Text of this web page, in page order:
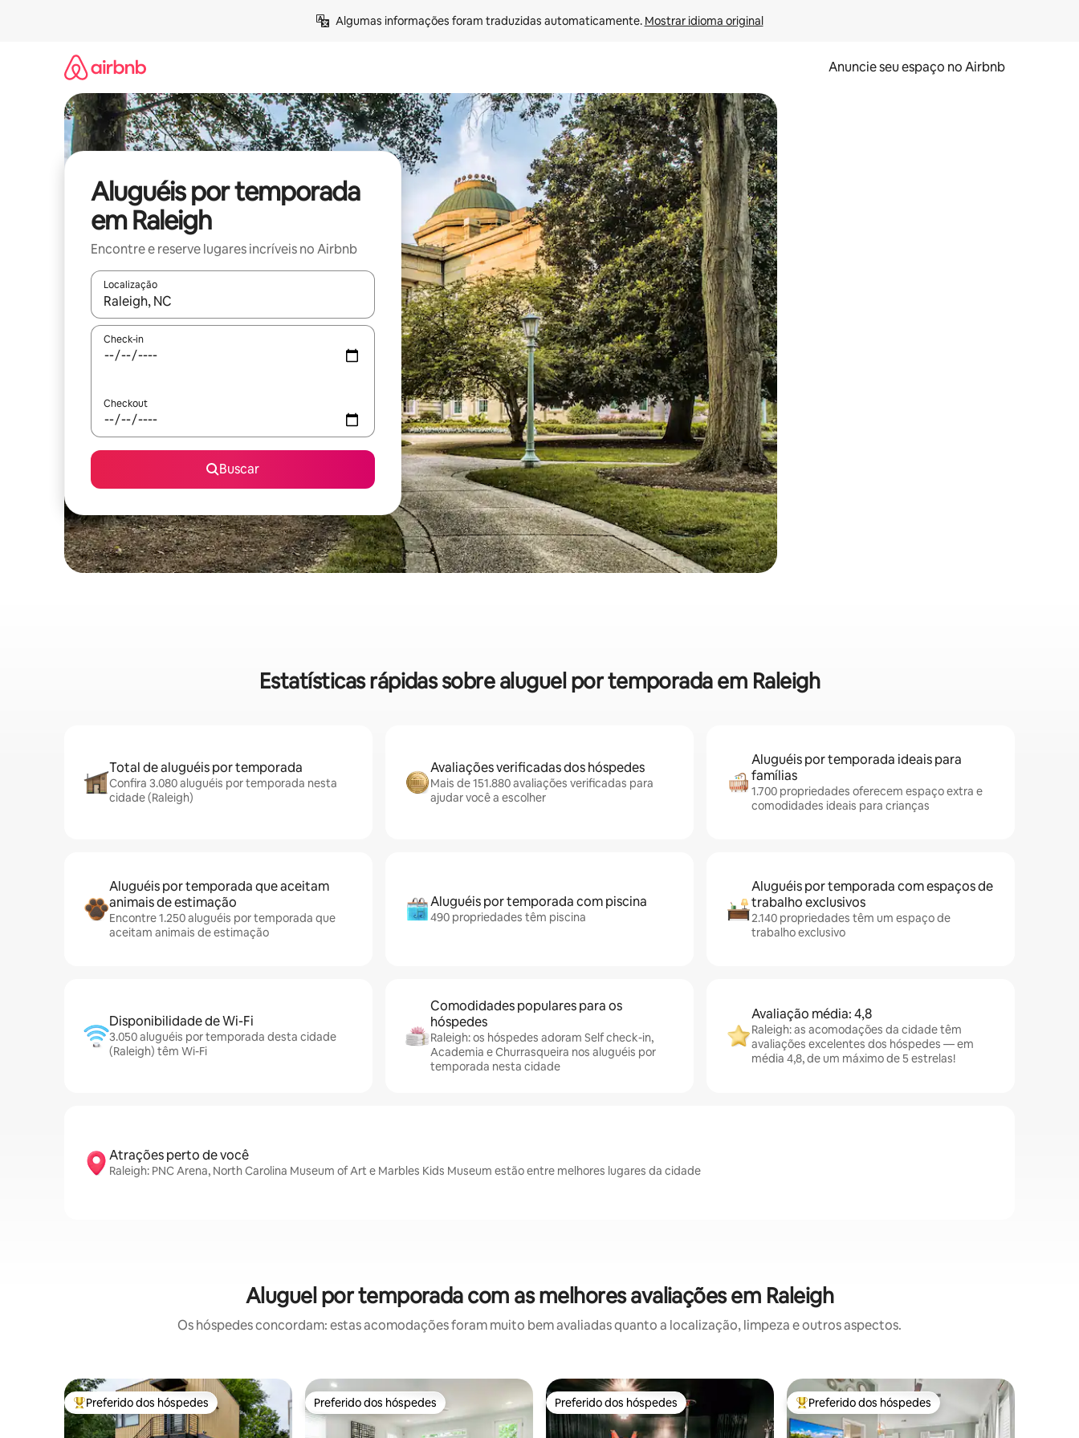
Algumas informações foram traduzidas automaticamente. Mostrar idioma original
Anuncie seu espaço no Airbnb
Aluguéis por temporada
em Raleigh
Encontre e reserve lugares incríveis no Airbnb
Localização
Quando os resultados estiverem disponíveis, explore-os usando as seta para cima e para baixo do teclado ou tocando e deslizando o dedo na tela.
Check-in
Checkout
Buscar
Estatísticas rápidas sobre aluguel por temporada em Raleigh
Total de aluguéis por temporada
Confira 3.080 aluguéis por temporada nesta
cidade (Raleigh)
Avaliações verificadas dos hóspedes
Mais de 151.880 avaliações verificadas para
ajudar você a escolher
Aluguéis por temporada ideais para
famílias
1.700 propriedades oferecem espaço extra e
comodidades ideais para crianças
Aluguéis por temporada que aceitam
animais de estimação
Encontre 1.250 aluguéis por temporada que
aceitam animais de estimação
Aluguéis por temporada com piscina
490 propriedades têm piscina
Aluguéis por temporada com espaços de
trabalho exclusivos
2.140 propriedades têm um espaço de
trabalho exclusivo
Disponibilidade de Wi-Fi
3.050 aluguéis por temporada desta cidade
(Raleigh) têm Wi-Fi
Comodidades populares para os
hóspedes
Raleigh: os hóspedes adoram Self check-in,
Academia e Churrasqueira nos aluguéis por
temporada nesta cidade
Avaliação média: 4,8
Raleigh: as acomodações da cidade têm
avaliações excelentes dos hóspedes — em
média 4,8, de um máximo de 5 estrelas!
Atrações perto de você
Raleigh: PNC Arena, North Carolina Museum of Art e Marbles Kids Museum estão entre melhores lugares da cidade
Aluguel por temporada com as melhores avaliações em Raleigh
Os hóspedes concordam: estas acomodações foram muito bem avaliadas quanto a localização, limpeza e outros aspectos.
Entre os melhores preferidos dos hóspedes
Preferido dos hóspedes Preferido dos hóspedes
Preferido dos hóspedes Preferido dos hóspedes
Preferido dos hóspedes Entre os melhores preferidos dos hóspedes
Preferido dos hóspedes